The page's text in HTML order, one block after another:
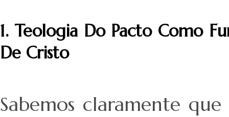
1. Teologia Do Pacto Como
De Cristo
Sabemos claramente